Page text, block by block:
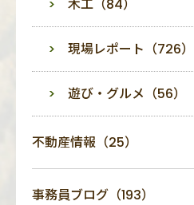
木工（84）
現場レポート（726）
遊び・グルメ（56）
不動産情報（25）
事務員ブログ（193）